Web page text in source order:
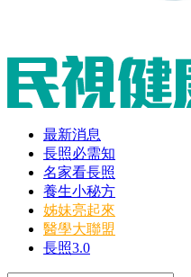
最新消息
長照必需知
名家看長照
養生小秘方
姊妹亮起來
醫學大聯盟
長照3.0